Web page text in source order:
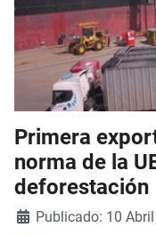
Primera
norma de la
deforestación
DetallesPublicado: 10